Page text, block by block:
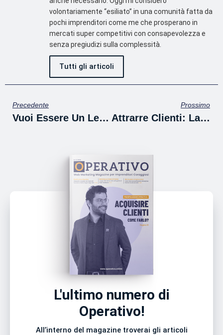
volontariamente “esiliato” in una comunità fatta da
pochi imprenditori come me che prosperano in
mercati super competitivi con consapevolezza e
senza pregiudizi sulla complessità.
Tutti gli articoli
Precedente
Vuoi Essere Un Leader Carismatico Migliorando Incassi, Margini E Reputazione Grazie Ad Internet Oppure Vuoi Fare Il Despota E Fare La Fine Di Maria Antonietta?
Prossimo
Attrarre Clienti: La Storia Di Tiger Ovvero Come Trasformarsi Da Venditore Di Ombrelli A Creatore Di Una Catena Di 800 Negozi In 26 Paesi
L'ultimo numero di
Operativo!
All’interno del magazine troverai gli articoli